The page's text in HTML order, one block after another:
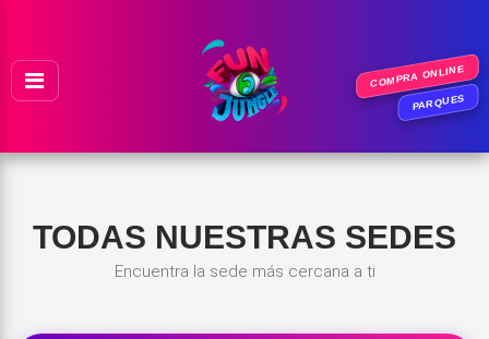
COMPRA ONLINE
PARQUES
TODAS NUESTRAS SEDES
Encuentra la sede más cercana a ti